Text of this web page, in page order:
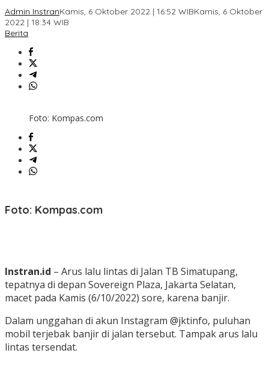
Admin InstranKamis, 6 Oktober 2022 | 16:52 WIBKamis, 6 Oktober
2022 | 18:34 WIB
Berita
Foto: Kompas.com
Foto: Kompas.com
Instran.id – Arus lalu lintas di Jalan TB Simatupang,
tepatnya di depan Sovereign Plaza, Jakarta Selatan,
macet pada Kamis (6/10/2022) sore, karena banjir.
Dalam unggahan di akun Instagram @jktinfo, puluhan
mobil terjebak banjir di jalan tersebut. Tampak arus lalu
lintas tersendat.